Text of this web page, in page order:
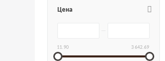
Цена
11.90 3 642.69